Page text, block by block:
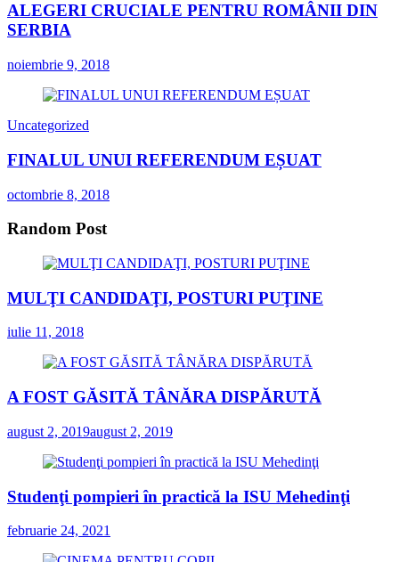
ALEGERI CRUCIALE PENTRU ROMÂNII DIN
SERBIA
noiembrie 9, 2018
Uncategorized
FINALUL UNUI REFERENDUM EȘUAT
octombrie 8, 2018
Random Post
MULŢI CANDIDAŢI, POSTURI PUŢINE
iulie 11, 2018
A FOST GĂSITĂ TÂNĂRA DISPĂRUTĂ
august 2, 2019august 2, 2019
Studenţi pompieri în practică la ISU Mehedinţi
februarie 24, 2021